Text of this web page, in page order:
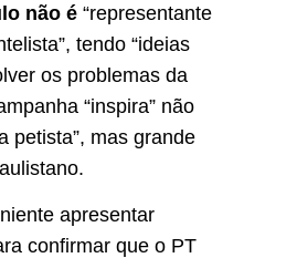
não é “representante
tendo “ideias
os problemas da
“inspira” não
petista”, mas grande
apresentar
confirmar que o PT